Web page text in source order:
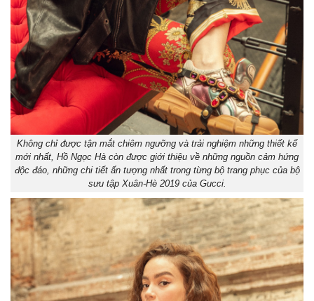
Không chỉ được tận mắt chiêm ngưỡng và trải nghiệm những thiết kế
mới nhất, Hồ Ngọc Hà còn được giới thiệu về những nguồn cảm hứng
độc đáo, những chi tiết ấn tượng nhất trong từng bộ trang phục của bộ
sưu tập Xuân-Hè 2019 của Gucci.